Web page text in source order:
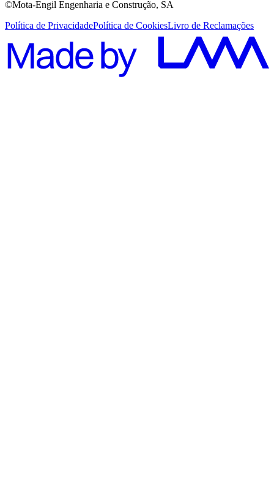
©Mota-Engil Engenharia e Construção, SA
Política de PrivacidadePolítica de CookiesLivro de Reclamações